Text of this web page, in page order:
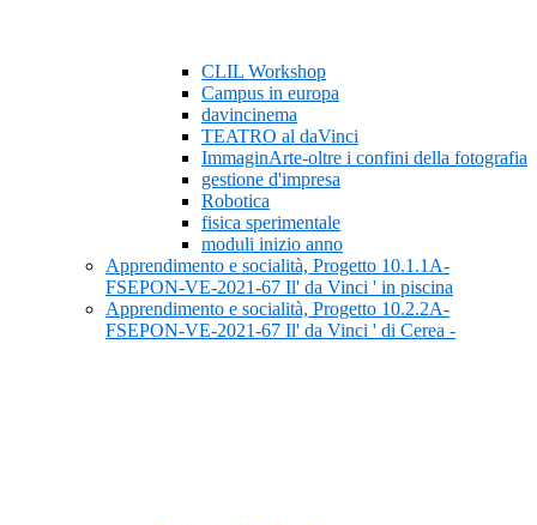
CLIL Workshop
Campus in europa
davincinema
TEATRO al daVinci
ImmaginArte-oltre i confini della fotografia
gestione d'impresa
Robotica
fisica sperimentale
moduli inizio anno
Apprendimento e socialità, Progetto 10.1.1A-
FSEPON-VE-2021-67 Il' da Vinci ' in piscina
Apprendimento e socialità, Progetto 10.2.2A-
FSEPON-VE-2021-67 Il' da Vinci ' di Cerea -